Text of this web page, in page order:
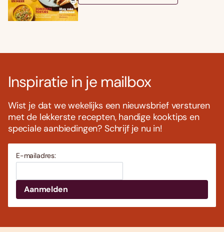
Inspiratie in je mailbox
Wist je dat we wekelijks een nieuwsbrief versturen
met de lekkerste recepten, handige kooktips en
speciale aanbiedingen? Schrijf je nu in!
E-mailadres: